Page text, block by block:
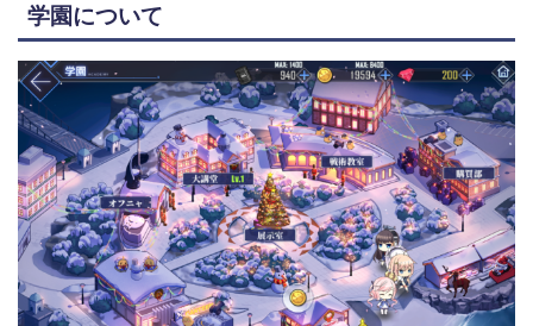
学園について